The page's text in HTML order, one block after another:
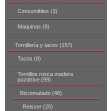
Consumibles (3)
Maquinas (8)
Tornillería y tacos (157)
Tacos (8)
Tornillos rosca madera
pozidrive (99)
Bicromatado (48)
Reisser (20)